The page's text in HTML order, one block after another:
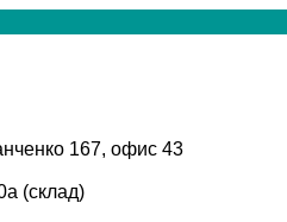
167, офис 43
(склад)